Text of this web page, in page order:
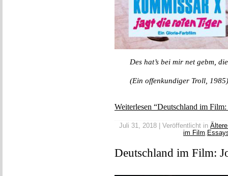
Des hat’s bei mir net gebm,
(Ein offenkundiger Troll, 1985)
Weiterlesen “Deutschland im
Juli 31, 2018 | Veröffentlicht in
im Film,
Deutschland im Film: